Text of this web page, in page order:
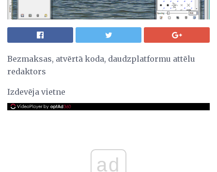
Bezmaksas, atvērtā koda, daudzplatformu attēlu
redaktors
Izdevēja vietne
ad